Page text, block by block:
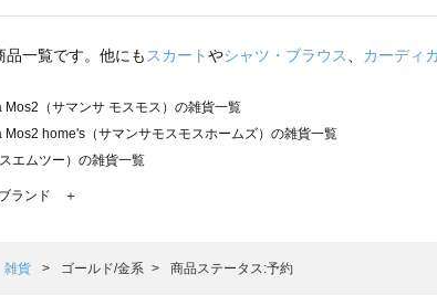
品一覧です。他にもスカートやシャツ・ブラウス、 カーディ
Mos2（サマンサ モスモス）の雑貨一覧
Mos2 home's（サマンサモスモスホームズ）の雑貨一覧
エムツー）の雑貨一覧
by Samansa Mos2（ツハルバイサマンサモスモス）の雑貨一覧
Mos2 Lagom（サマンサモスモス ラーゴム）の雑貨一覧
ランド ＋
雑貨 ゴールド/金系 商品ステータス:予約